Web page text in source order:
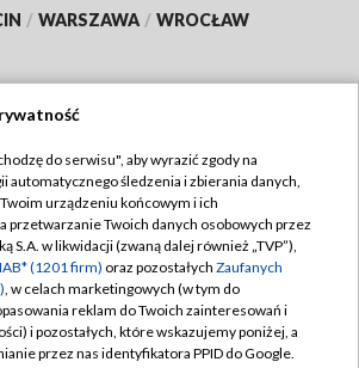
/ WARSZAWA / WROCŁAW
TVP
TVP
Cyfrowa
Regulamin TVP
Polityka prywatności
Moje zgody
Pomoc
do serwisu", aby wyrazić zgody na
automatycznego śledzenia i zbierania danych,
urządzeniu końcowym i ich
przetwarzanie Twoich danych osobowych przez
S.A. w likwidacji (zwaną dalej również „TVP”),
(1201 firm) oraz pozostałych Zaufanych
, w celach marketingowych (w tym do
reklam do Twoich zainteresowań i
i pozostałych, które wskazujemy poniżej, a
przez nas identyfikatora PPID do Google.